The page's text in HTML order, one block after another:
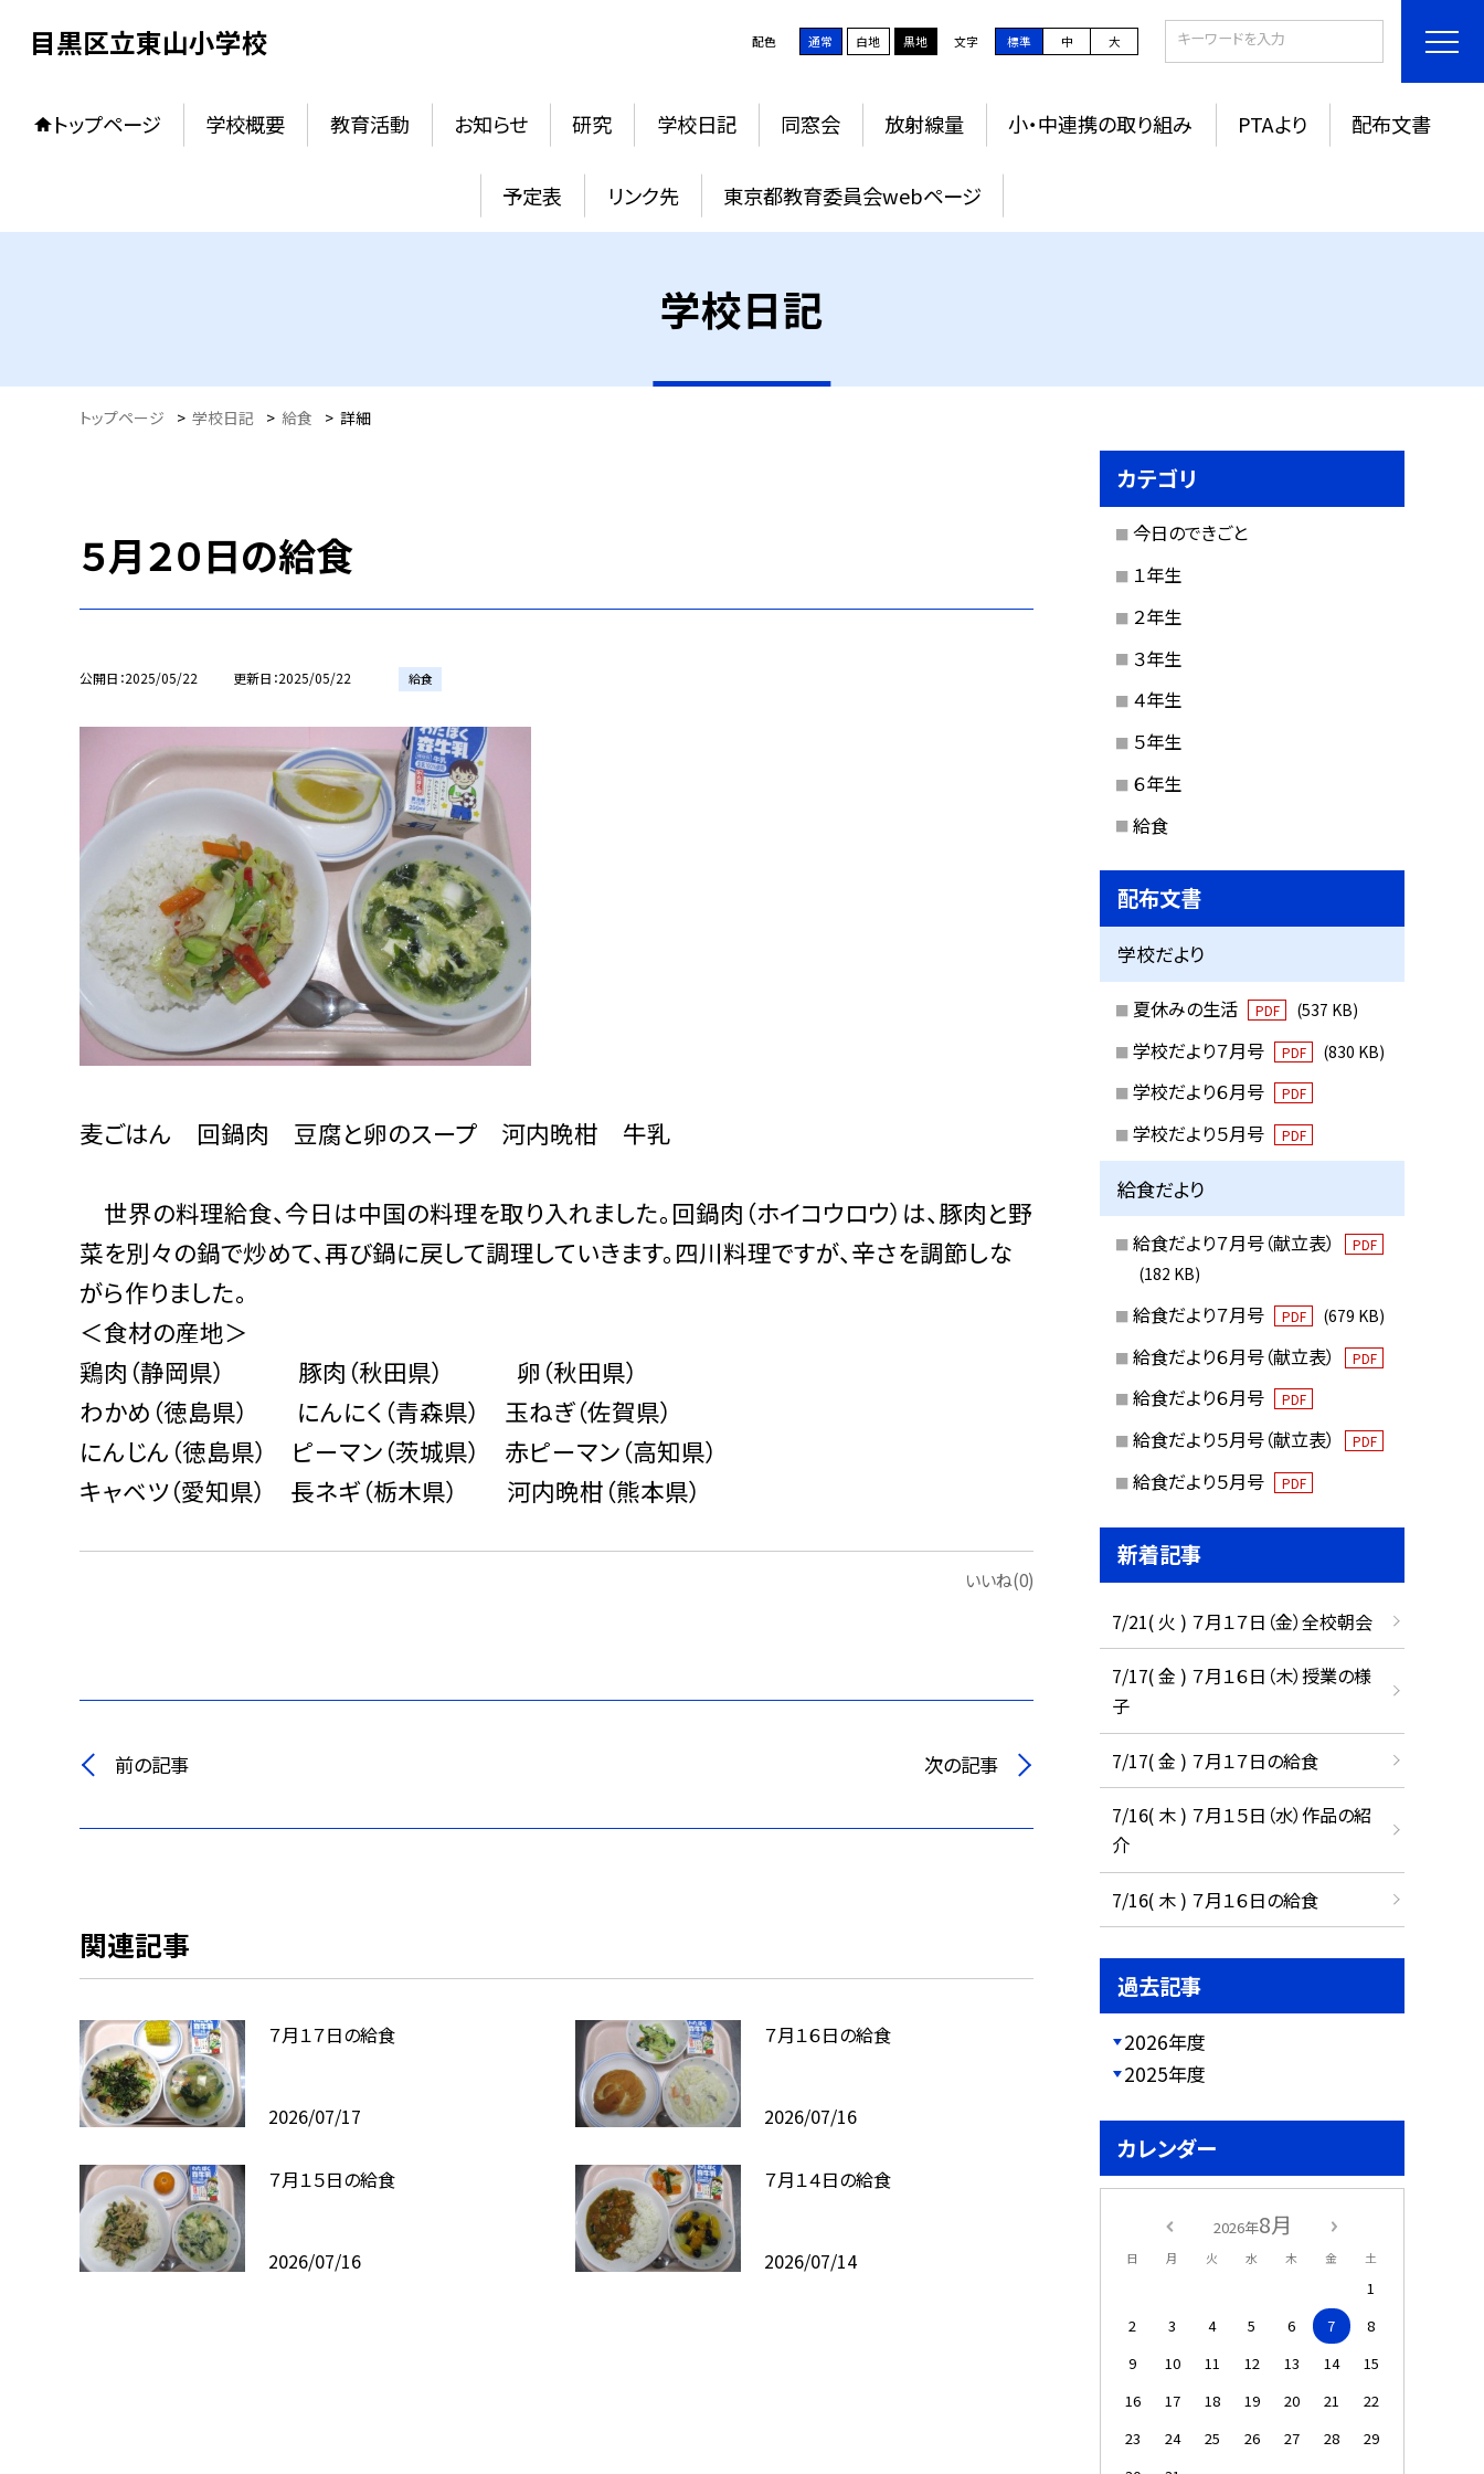
目黒区立東山小学校 配色 通常 白地 黒地 文字 標準 中 大
トップページ 学校概要 教育活動 お知らせ 研究 学校日記 同窓会 放射線量 小・中連携の取り組み PTAより 配布文書
予定表 リンク先 東京都教育委員会webページ
学校日記
トップページ > 学校日記 > 給食 > 詳細
５月２０日の給食
公開日 2025/05/22 更新日 2025/05/22 給食
麦ごはん 回鍋肉 豆腐と卵のスープ 河内晩柑 牛乳
世界の料理給食、今日は中国の料理を取り入れました。回鍋肉（ホイコウロウ）は、豚肉と野
菜を別々の鍋で炒めて、再び鍋に戻して調理していきます。四川料理ですが、辛さを調節しな
がら作りました。
＜食材の産地＞
鶏肉（静岡県） 豚肉（秋田県） 卵（秋田県）
わかめ（徳島県） にんにく（青森県） 玉ねぎ（佐賀県）
にんじん（徳島県） ピーマン（茨城県） 赤ピーマン（高知県）
キャベツ（愛知県） 長ネギ（栃木県） 河内晩柑（熊本県）
いいね(0)
前の記事 次の記事
関連記事
７月１７日の給食
2026/07/17
７月１６日の給食
2026/07/16
７月１５日の給食
2026/07/16
７月１４日の給食
2026/07/14
カテゴリ
今日のできごと
１年生
２年生
３年生
４年生
５年生
６年生
給食
配布文書
学校だより
夏休みの生活 PDF (537 KB)
学校だより７月号 PDF (830 KB)
学校だより６月号 PDF
学校だより５月号 PDF
給食だより
給食だより７月号（献立表） PDF
(182 KB)
給食だより７月号 PDF (679 KB)
給食だより６月号（献立表） PDF
給食だより６月号 PDF
給食だより５月号（献立表） PDF
給食だより５月号 PDF
新着記事
7/21( 火 ) ７月１７日（金）全校朝会
7/17( 金 ) ７月１６日（木）授業の様
子
7/17( 金 ) ７月１７日の給食
7/16( 木 ) ７月１５日（水）作品の紹
介
7/16( 木 ) ７月１６日の給食
過去記事
2026年度
2025年度
カレンダー
2026年8月
日 月 火 水 木 金 土
1
2
3 4 5 6 7
8
9
10 11 12 13 14
15
16
17 18 19 20 21
22
23
24 25 26 27 28
29